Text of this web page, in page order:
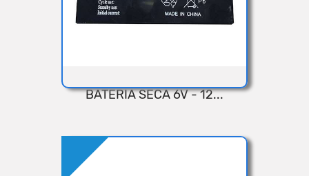
BATERIA SECA 6V - 12...